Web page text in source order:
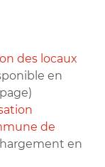
des locaux
en
de
en